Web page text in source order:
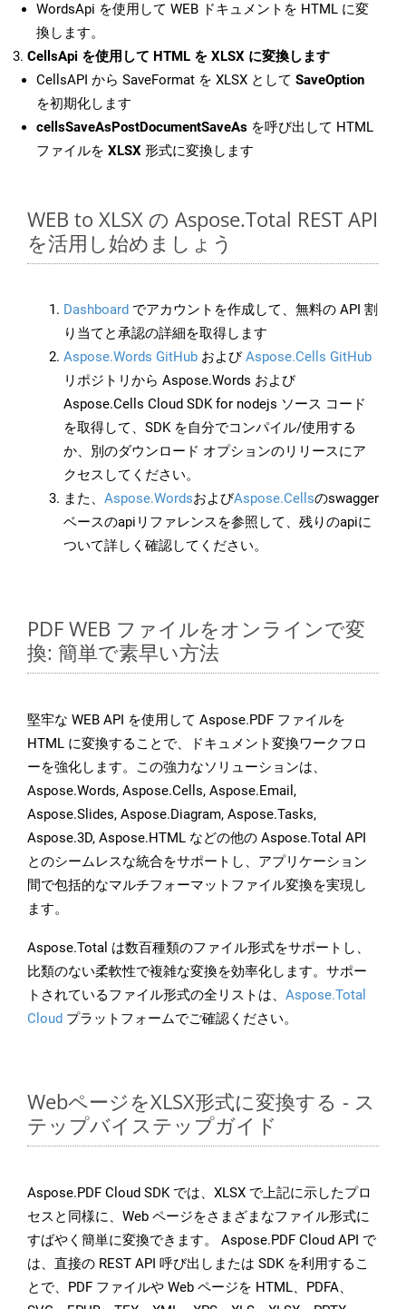
WordsApi を使用して WEB ドキュメントを HTML に変
換します。
CellsApi を使用して HTML を XLSX に変換します
CellsAPI から SaveFormat を XLSX として SaveOption
を初期化します
cellsSaveAsPostDocumentSaveAs を呼び出して HTML
ファイルを XLSX 形式に変換します
WEB to XLSX の Aspose.Total REST API
を活用し始めましょう
Dashboard でアカウントを作成して、無料の API 割
り当てと承認の詳細を取得します
Aspose.Words GitHub およびAspose.Cells GitHub
リポジトリから Aspose.Words および
Aspose.Cells Cloud SDK for nodejs ソース コード
を取得して、SDK を自分でコンパイル/使用する
か、別のダウンロード オプションのリリースにア
クセスしてください。
また、 Aspose.WordsおよびAspose.Cellsのswagger
ベースのapiリファレンスを参照して、残りのapiに
ついて詳しく確認してください。
PDF WEB ファイルをオンラインで変
換: 簡単で素早い方法
堅牢な WEB API を使用して Aspose.PDF ファイルを
HTML に変換することで、ドキュメント変換ワークフロ
ーを強化します。この強力なソリューションは、
Aspose.Words, Aspose.Cells, Aspose.Email,
Aspose.Slides, Aspose.Diagram, Aspose.Tasks,
Aspose.3D, Aspose.HTML などの他の Aspose.Total API
とのシームレスな統合をサポートし、アプリケーション
間で包括的なマルチフォーマットファイル変換を実現し
ます。
Aspose.Total は数百種類のファイル形式をサポートし、
比類のない柔軟性で複雑な変換を効率化します。サポー
トされているファイル形式の全リストは、 Aspose.Total
Cloud プラットフォームでご確認ください。
WebページをXLSX形式に変換する - ス
テップバイステップガイド
Aspose.PDF Cloud SDK では、XLSX で上記に示したプロ
セスと同様に、Web ページをさまざまなファイル形式に
すばやく簡単に変換できます。 Aspose.PDF Cloud API で
は、直接の REST API 呼び出しまたは SDK を利用するこ
とで、PDF ファイルや Web ページを HTML、PDFA、